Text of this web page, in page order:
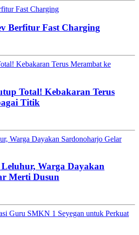
Fast Charging
Berfitur Fast Charging
Kebakaran Terus Merambat ke
Total! Kebakaran Terus
Titik
Warga Dayakan Sardonoharjo Gelar
Warga Dayakan
Merti Dusun
Guru SMKN 1 Seyegan untuk Perkuat